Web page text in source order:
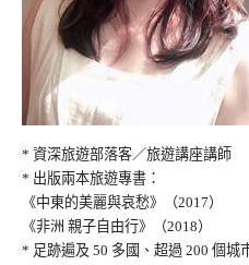
* 資深旅遊部落客／旅遊講座講師
* 出版兩本旅遊專書：
《中東的美麗與哀愁》（2017）
《非洲 親子自由行》（2018）
* 足跡遍及 50 多國、超過 200 個城